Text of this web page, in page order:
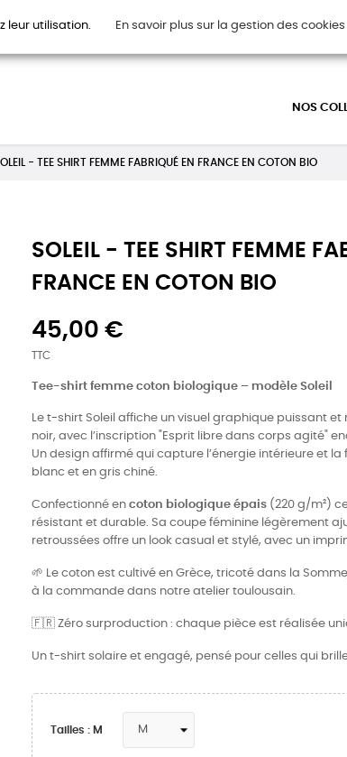
CARTES CADEAUX
NOS
- TEE SHIRT FEMME FABRIQUÉ EN FRANCE EN COTON BIO
SOLEIL - TEE SHIRT FEMME
FRANCE EN COTON BIO
45,00 €
TTC
Tee-shirt femme coton biologique – modèle Soleil
Le t-shirt Soleil affiche un visuel graphique puissant et
noir, avec l’inscription "Esprit libre dans corps agité"
Un design affirmé qui capture l’énergie intérieure et la
blanc et en gris chiné.
Confectionné en coton biologique épais (220 g/m²)
résistant et durable. Sa coupe féminine légèrement
retroussées offre un look casual et stylé, avec un
🌱 Le coton est cultivé en Grèce, tricoté dans la
à la commande dans notre atelier toulousain.
🇫🇷 Zéro surproduction : chaque pièce est réalisée
Un t-shirt solaire et engagé, pensé pour celles qui
Tailles : M
leur utilisation. En savoir plus sur la gestion des cookies